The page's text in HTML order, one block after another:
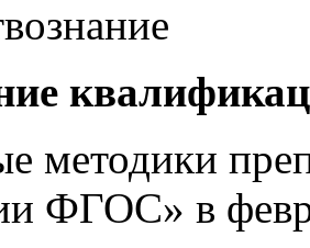
методики
ФГОС» в